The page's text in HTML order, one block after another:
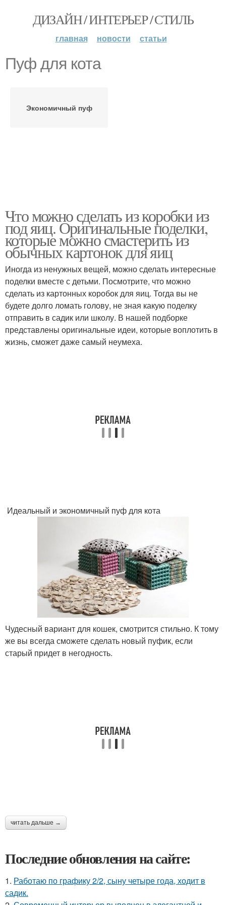
ДИЗАЙН / ИНТЕРЬЕР / СТИЛЬ
главная новости статьи
Пуф для кота
Экономичный пуф
Что можно сделать из коробки из
под яиц. Оригинальные поделки,
которые можно смастерить из
обычных картонок для яиц
Иногда из ненужных вещей, можно сделать интересные
поделки вместе с детьми. Посмотрите, что можно
сделать из картонных коробок для яиц. Тогда вы не
будете долго ломать голову, не зная какую поделку
отправить в садик или школу. В нашей подборке
представлены оригинальные идеи, которые воплотить в
жизнь, сможет даже самый неумеха.
Идеальный и экономичный пуф для кота
Чудесный вариант для кошек, смотрится стильно. К тому
же вы всегда сможете сделать новый пуфик, если
старый придет в негодность.
читать дальше →
Последние обновления на сайте:
1. Работаю по графику 2/2, сыну четыре года, ходит в
садик.